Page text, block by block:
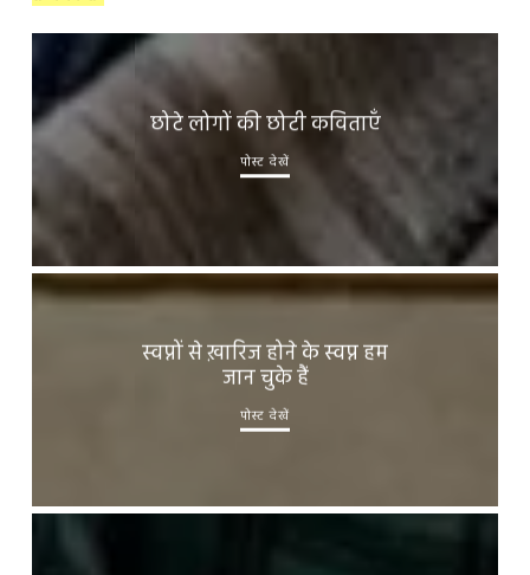
छोटे लोगों की छोटी कविताएँ
पोस्ट देखें
स्वप्नों से ख़ारिज होने के स्वप्न हम
जान चुके हैं
पोस्ट देखें